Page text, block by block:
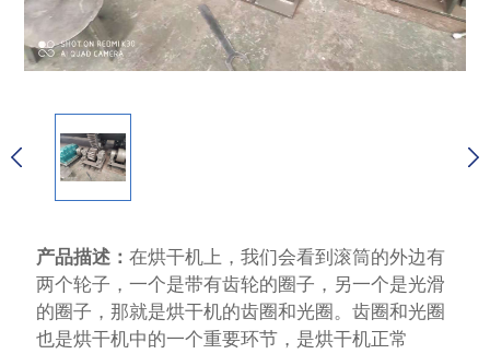
产品描述：在烘干机上，我们会看到滚筒的外边有
两个轮子，一个是带有齿轮的圈子，另一个是光滑
的圈子，那就是烘干机的齿圈和光圈。齿圈和光圈
也是烘干机中的一个重要环节，是烘干机正常